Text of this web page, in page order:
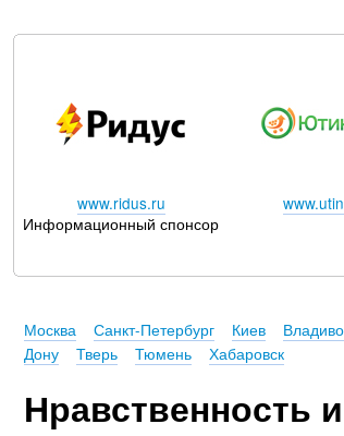
www.ridus.ru
Информационный спонсор
Москва Санкт-Петербург Киев
Дону
Тверь Тюмень Хабаровск
Нравственность